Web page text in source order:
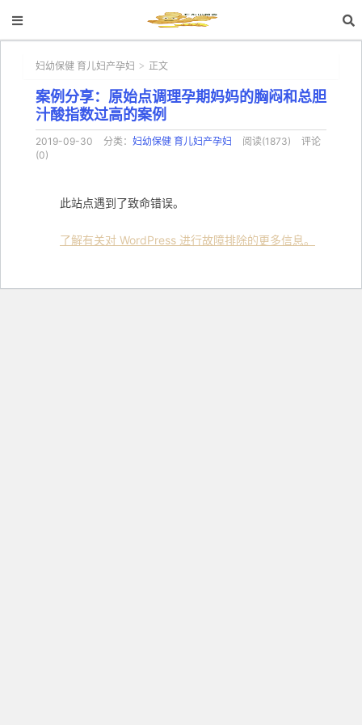
妇幼保健 育儿妇产孕妇 > 正文
案例分享：原始点调理孕期妈妈的胸闷和总胆
汁酸指数过高的案例
2019-09-30 分类： 妇幼保健 育儿妇产孕妇 阅读(1873)
评论
(0)
此站点遇到了致命错误。
了解有关对 WordPress 进行故障排除的更多信息。